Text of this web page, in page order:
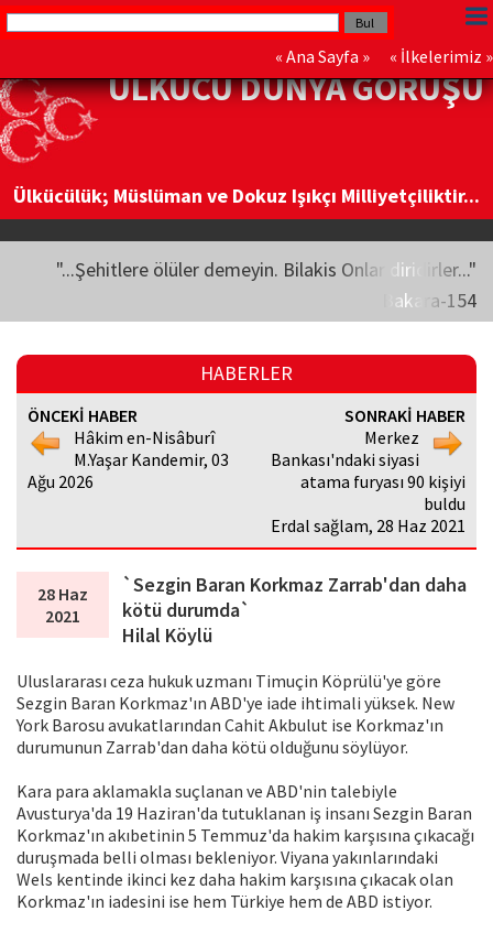
« Ana Sayfa » « İlkelerimiz »
ÜLKÜCÜ DÜNYA GÖRÜŞÜ
Ülkücülük; Müslüman ve Dokuz Işıkçı Milliyetçiliktir...
"...Şehitlere ölüler demeyin. Bilakis Onlar diridirler..."
Bakara-154
HABERLER
ÖNCEKİ HABER
Hâkim en-Nisâburî
M.Yaşar Kandemir, 03
Ağu 2026
SONRAKİ HABER
Merkez
Bankası'ndaki siyasi
atama furyası 90 kişiyi
buldu
Erdal sağlam, 28 Haz 2021
28 Haz
2021
`Sezgin Baran Korkmaz Zarrab'dan daha
kötü durumda`
Hilal Köylü
Uluslararası ceza hukuk uzmanı Timuçin Köprülü'ye göre
Sezgin Baran Korkmaz'ın ABD'ye iade ihtimali yüksek. New
York Barosu avukatlarından Cahit Akbulut ise Korkmaz'ın
durumunun Zarrab'dan daha kötü olduğunu söylüyor.
Kara para aklamakla suçlanan ve ABD'nin talebiyle
Avusturya'da 19 Haziran'da tutuklanan iş insanı Sezgin Baran
Korkmaz'ın akıbetinin 5 Temmuz'da hakim karşısına çıkacağı
duruşmada belli olması bekleniyor. Viyana yakınlarındaki
Wels kentinde ikinci kez daha hakim karşısına çıkacak olan
Korkmaz'ın iadesini ise hem Türkiye hem de ABD istiyor.